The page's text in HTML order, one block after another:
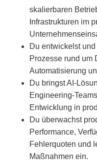
skalierbaren
Infrastrukturen im
Du entwickelst
Prozesse rund um
Automatisierung
Du bringst AI-
Engineering-
Entwicklung in
Du überwachst
Performance,
Fehlerquoten und
Maßnahmen ein.